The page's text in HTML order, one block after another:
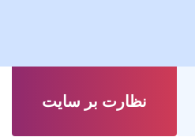
نظارت بر سایت